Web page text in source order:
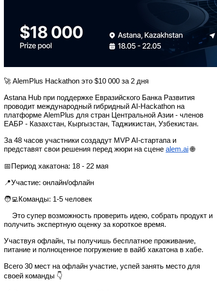
🚀 AlemPlus Hackathon это $10 000 за 2 дня
Astana Hub при поддержке Евразийского Банка Развития
проводит международный гибридный AI-Hackathon на
платформе AlemPlus для стран Центральной Азии - членов
ЕАБР - Казахстан, Кыргызстан, Таджикистан, Узбекистан.
За 48 часов участники создадут MVP AI-стартапа и
представят свои решения перед жюри на сцене alem.ai🌐
📅Период хакатона: 18 - 22 мая
📍Участие: онлайн/офлайн
🧑‍💻Команды: 1-5 человек
Это супер возможность проверить идею, собрать продукт и
получить экспертную оценку за короткое время.
Участвуя офлайн, ты получишь бесплатное проживание,
питание и полноценное погружение в вайб хакатона в хабе.
Всего 30 мест на офлайн участие, успей занять место для
своей команды 👇